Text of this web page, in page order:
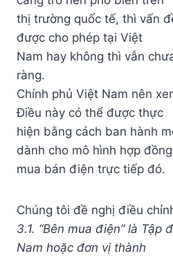
thị trường quốc tế, thì vấn
được cho phép tại Việt
Nam hay không thì vẫn
ràng.
Chính phủ Việt Nam nên
Điều này có thể được thực
hiện bằng cách ban hành
dành cho mô hình hợp đồng
mua bán điện trực tiếp đó.
Chúng tôi đề nghị điều
3.1. “Bên mua điện” là Tập
Nam hoặc đơn vị thành